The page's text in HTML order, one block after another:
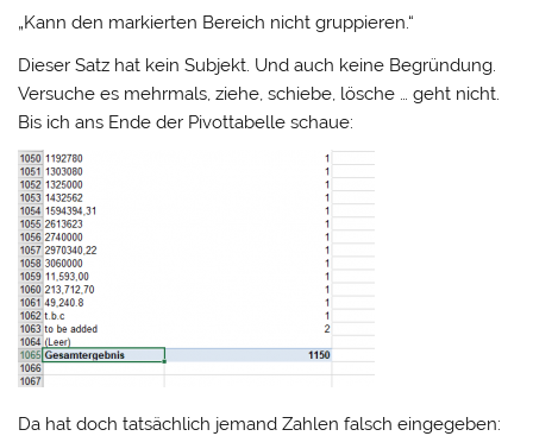
„Kann den markierten Bereich nicht gruppieren.“
Dieser Satz hat kein Subjekt. Und auch keine Begründung.
Versuche es mehrmals, ziehe, schiebe, lösche … geht nicht.
Bis ich ans Ende der Pivottabelle schaue:
Da hat doch tatsächlich jemand Zahlen falsch eingegeben: